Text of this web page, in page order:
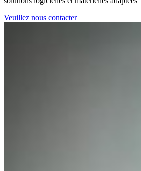
Veuillez nous contacter